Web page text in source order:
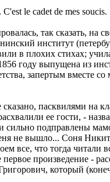
le cadet de mes soucis.
так сказать,
институт
в плохих стихах;
году выпущена из
запертым вместе
пасквилями на
ее гости, -
подправлены
не вышло... Соня
все, что тогда
произведение -
который